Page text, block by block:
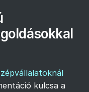
kulcsa a